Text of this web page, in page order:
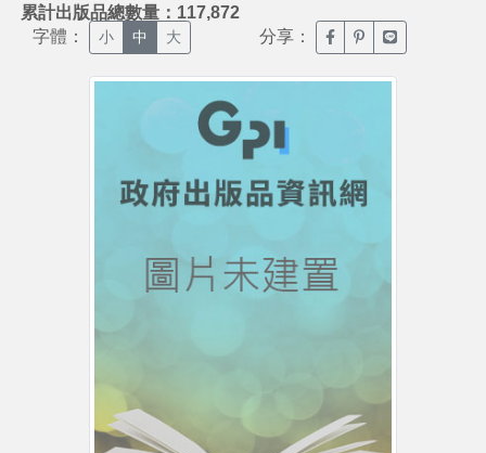
累計出版品總數量：117,872
字體： 小 中 大 分享： 臉書分享(另開新視窗)
噗浪分享(另開新
Line分享(另